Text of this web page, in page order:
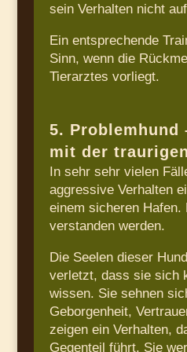
sein Verhalten nicht
Ein entsprechende
Sinn, wenn die
Tierarztes vorliegt.
5. Problemhund
mit der
In sehr sehr vielen
aggressive Verhalten
einem sicheren Hafen.
verstanden werden.
Die Seelen dieser
verletzt, dass sie sich
wissen. Sie sehnen
Geborgenheit,
zeigen ein Verhalten,
Gegenteil führt. Sie